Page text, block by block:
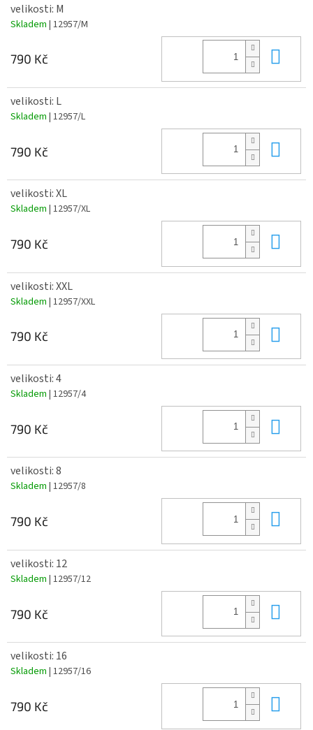
velikosti: M
Skladem | 12957/M
790 Kč
velikosti: L
Skladem | 12957/L
790 Kč
velikosti: XL
Skladem | 12957/XL
790 Kč
velikosti: XXL
Skladem | 12957/XXL
790 Kč
velikosti: 4
Skladem | 12957/4
790 Kč
velikosti: 8
Skladem | 12957/8
790 Kč
velikosti: 12
Skladem | 12957/12
790 Kč
velikosti: 16
Skladem | 12957/16
790 Kč